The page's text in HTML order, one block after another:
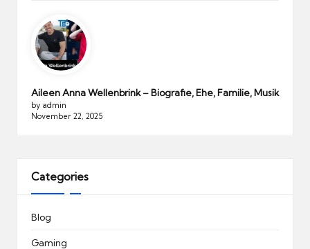
Aileen Anna Wellenbrink – Biografie, Ehe, Familie, Musik
by admin
November 22, 2025
Categories
Blog
Gaming